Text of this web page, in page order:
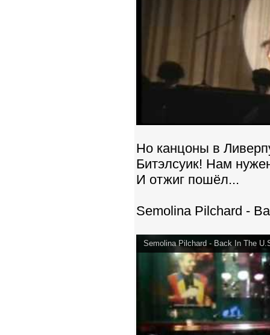
Но канцоны в
Битэлсуик! Нам
И отжиг пошёл...
Semolina Pilchard -
Semolina Pilchard - Back In The